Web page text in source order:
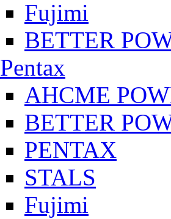
Fujimi
BETTER
Pentax
AHCME
BETTER
PENTAX
STALS
Fujimi